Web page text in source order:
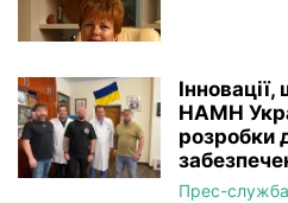
НАМН
розробки
Прес-служба